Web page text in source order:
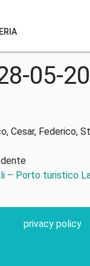
05-
Cesar, Federico,
– Porto turistico
privacy policy